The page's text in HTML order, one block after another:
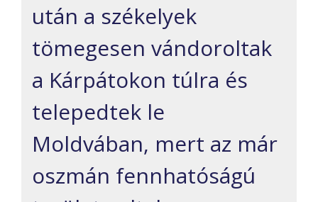
után a székelyek
tömegesen vándoroltak
a Kárpátokon túlra és
telepedtek le
Moldvában, mert az már
oszmán fennhatóságú